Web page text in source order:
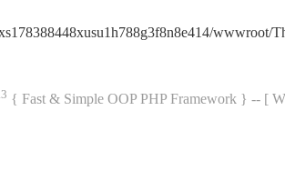
{ Fast & Simple OOP PHP Framework } -- [